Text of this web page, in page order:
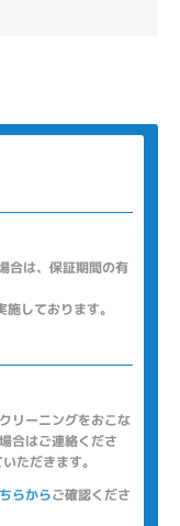
合は、保証期間の有
しております。
リーニングをおこな
合はご連絡くださ
ただきます。
らからご確認くださ